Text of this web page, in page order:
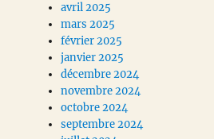
avril 2025
mars 2025
février 2025
janvier 2025
décembre 2024
novembre 2024
octobre 2024
septembre 2024